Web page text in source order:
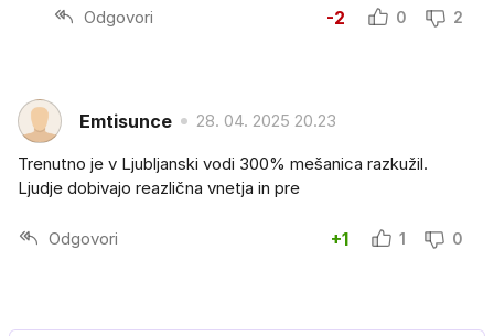
Odgovori -2 0 2
Emtisunce 28. 04. 2025 20.23
Trenutno je v Ljubljanski vodi 300% mešanica razkužil.
Ljudje dobivajo reazlična vnetja in pre
Odgovori +1 1 0